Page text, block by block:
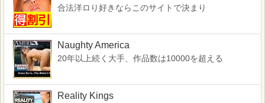
合法洋ロり好きならこのサイトで決まり
Naughty America
20年以上続く大手、作品数は10000を超える
Reality Kings